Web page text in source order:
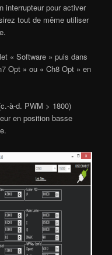
interrupteur pour activer
tout de même utiliser
« Software » puis dans
Opt » ou « Ch8 Opt » en
à-d. PWM > 1800)
en position basse